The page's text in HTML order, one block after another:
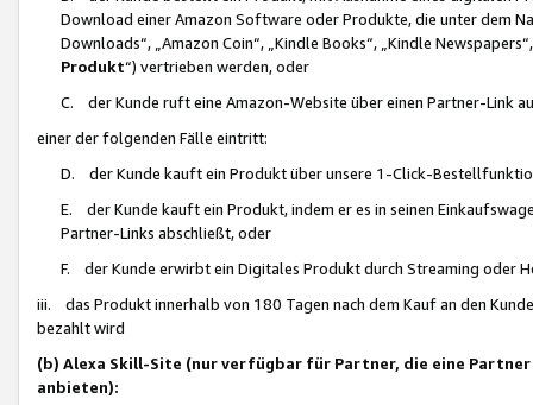
Download einer Amazon Software oder Produkte, die unter dem
Downloads“, „Amazon Coin“, „Kindle Books“, „Kindle
Produkt“) vertrieben werden, oder
C. der Kunde ruft eine Amazon-Website über einen Partner-Link
einer der folgenden Fälle eintritt:
D. der Kunde kauft ein Produkt über unsere 1-Click-
E. der Kunde kauft ein Produkt, indem er es in seinen
Partner-Links abschließt, oder
F. der Kunde erwirbt ein Digitales Produkt durch Streaming oder
iii. das Produkt innerhalb von 180 Tagen nach dem Kauf an den
bezahlt wird
(b) Alexa Skill-Site (nur verfügbar für Partner, die eine
anbieten):